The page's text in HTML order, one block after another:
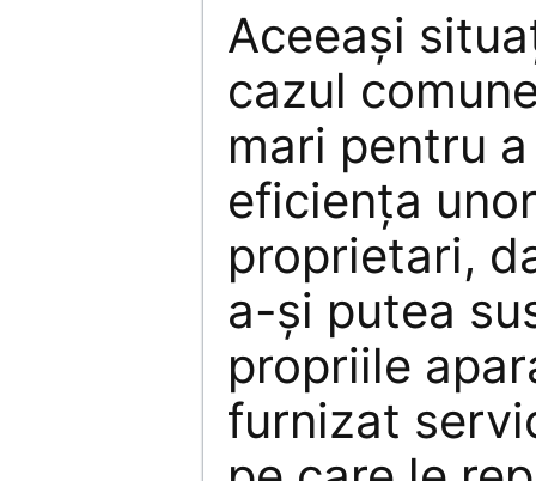
Aceeaşi
cazul
mari pentru
eficienţa
proprietari,
a-şi putea
propriile
furnizat